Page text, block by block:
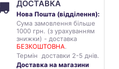
ДОСТАВКА
Нова Пошта (відділення):
Сума замовлення більше
1000 грн. (з урахуванням
знижки) - доставка
БЕЗКОШТОВНА.
Термін доставки 2-5 днів.
Доставка на магазини